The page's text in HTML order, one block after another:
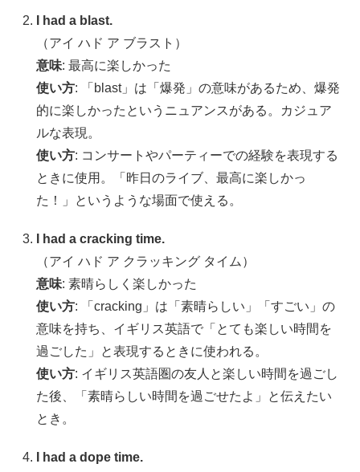
I had a blast.
（アイ ハド ア ブラスト）
意味: 最高に楽しかった
使い方: 「blast」は「爆発」の意味があるため、爆発
的に楽しかったというニュアンスがある。カジュア
ルな表現。
使い方: コンサートやパーティーでの経験を表現する
ときに使用。「昨日のライブ、最高に楽しかっ
た！」というような場面で使える。
I had a cracking time.
（アイ ハド ア クラッキング タイム）
意味: 素晴らしく楽しかった
使い方: 「cracking」は「素晴らしい」「すごい」の
意味を持ち、イギリス英語で「とても楽しい時間を
過ごした」と表現するときに使われる。
使い方: イギリス英語圏の友人と楽しい時間を過ごし
た後、「素晴らしい時間を過ごせたよ」と伝えたい
とき。
I had a dope time.